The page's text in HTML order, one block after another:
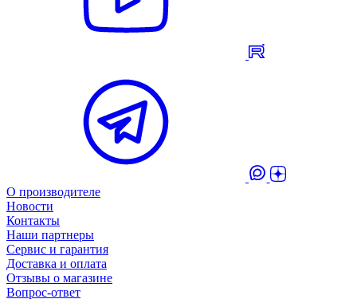
О производителе
Новости
Контакты
Наши партнеры
Сервис и гарантия
Доставка и оплата
Отзывы о магазине
Вопрос-ответ